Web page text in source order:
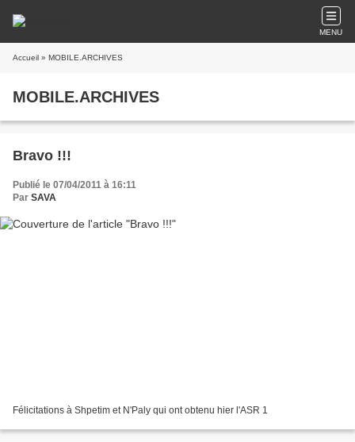
MENU
Accueil » MOBILE.ARCHIVES
MOBILE.ARCHIVES
Bravo !!!
Publié le 07/04/2011 à 16:11
Par SAVA
Félicitations à Shpetim et N'Paly qui ont obtenu hier l'ASR 1